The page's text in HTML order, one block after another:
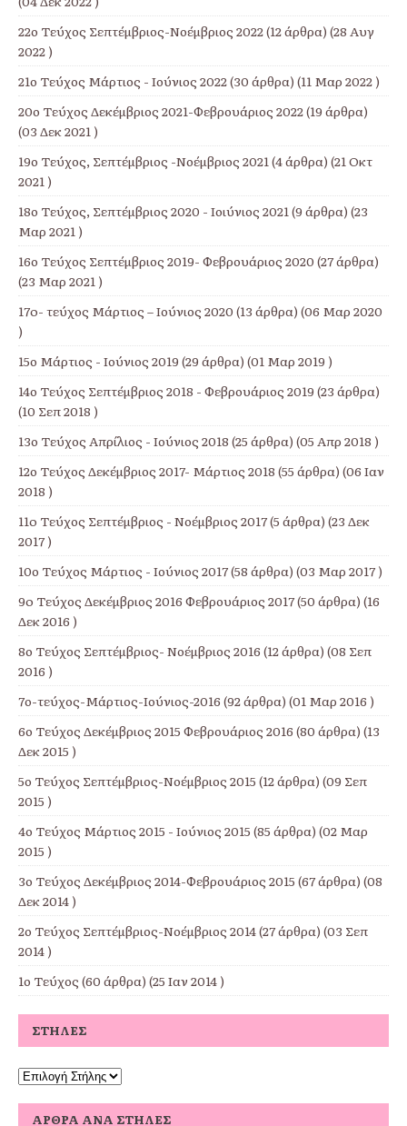
22ο Τεύχος Σεπτέμβριος-Νοέμβριος 2022(12 άρθρα) (28 Αυγ
2022 )
21ο Τεύχος Μάρτιος - Ιούνιος 2022(30 άρθρα) (11 Μαρ 2022 )
20ο Τεύχος Δεκέμβριος 2021-Φεβρουάριος 2022(19 άρθρα)
(03 Δεκ 2021 )
19ο Τεύχος, Σεπτέμβριος -Νοέμβριος 2021(4 άρθρα) (21 Οκτ
2021 )
18ο Τεύχος, Σεπτέμβριος 2020 - Ιοιύνιος 2021(9 άρθρα) (23
Μαρ 2021 )
16ο Τεύχος Σεπτέμβριος 2019- Φεβρουάριος 2020 (27 άρθρα)
(23 Μαρ 2021 )
17o- τεύχος Μάρτιος – Ιούνιος 2020 (13 άρθρα) (06 Μαρ 2020
)
15ο Μάρτιος - Ιούνιος 2019 (29 άρθρα) (01 Μαρ 2019 )
14ο Τεύχος Σεπτέμβριος 2018 - Φεβρουάριος 2019 (23 άρθρα)
(10 Σεπ 2018 )
13ο Τεύχος Απρίλιος - Ιούνιος 2018 (25 άρθρα) (05 Απρ 2018 )
12ο Τεύχος Δεκέμβριος 2017- Μάρτιος 2018 (55 άρθρα) (06 Ιαν
2018 )
11o Τεύχος Σεπτέμβριος - Νοέμβριος 2017(5 άρθρα) (23 Δεκ
2017 )
10ο Τεύχος Μάρτιος - Ιούνιος 2017(58 άρθρα) (03 Μαρ 2017 )
9o Τεύχος Δεκέμβριος 2016 Φεβρουάριος 2017(50 άρθρα) (16
Δεκ 2016 )
8ο Τεύχος Σεπτέμβριος- Νοέμβριος 2016 (12 άρθρα) (08 Σεπ
2016 )
7ο-τεύχος-Μάρτιος-Ιούνιος-2016 (92 άρθρα) (01 Μαρ 2016 )
6ο Τεύχος Δεκέμβριος 2015 Φεβρουάριος 2016 (80 άρθρα) (13
Δεκ 2015 )
5ο Τεύχος Σεπτέμβριος-Νοέμβριος 2015 (12 άρθρα) (09 Σεπ
2015 )
4ο Τεύχος Μάρτιος 2015 - Ιούνιος 2015 (85 άρθρα) (02 Μαρ
2015 )
3ο Τεύχος Δεκέμβριος 2014-Φεβρουάριος 2015 (67 άρθρα) (08
Δεκ 2014 )
2ο Τεύχος Σεπτέμβριος-Νοέμβριος 2014(27 άρθρα) (03 Σεπ
2014 )
1ο Τεύχος (60 άρθρα) (25 Ιαν 2014 )
ΣΤΉΛΕΣ
ΆΡΘΡΑ ΑΝΆ ΣΤΉΛΕΣ